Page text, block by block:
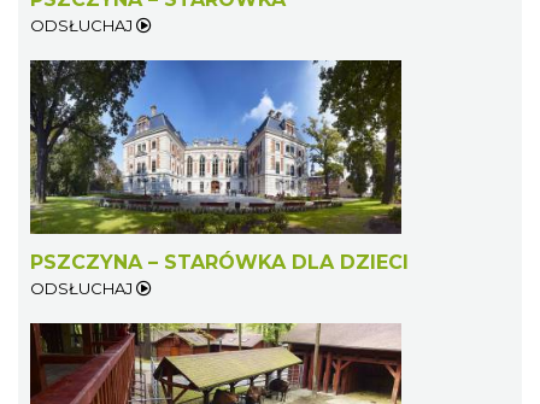
ODSŁUCHAJ
PSZCZYNA – STARÓWKA DLA DZIECI
ODSŁUCHAJ